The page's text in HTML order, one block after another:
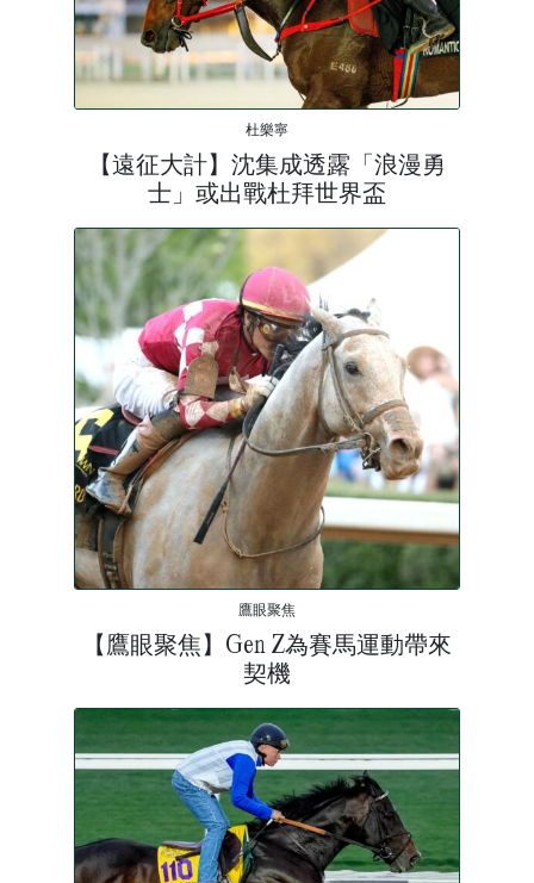
杜樂寧
【遠征大計】沈集成透露「浪漫勇
士」或出戰杜拜世界盃
鷹眼聚焦
【鷹眼聚焦】Gen Z為賽馬運動帶來
契機